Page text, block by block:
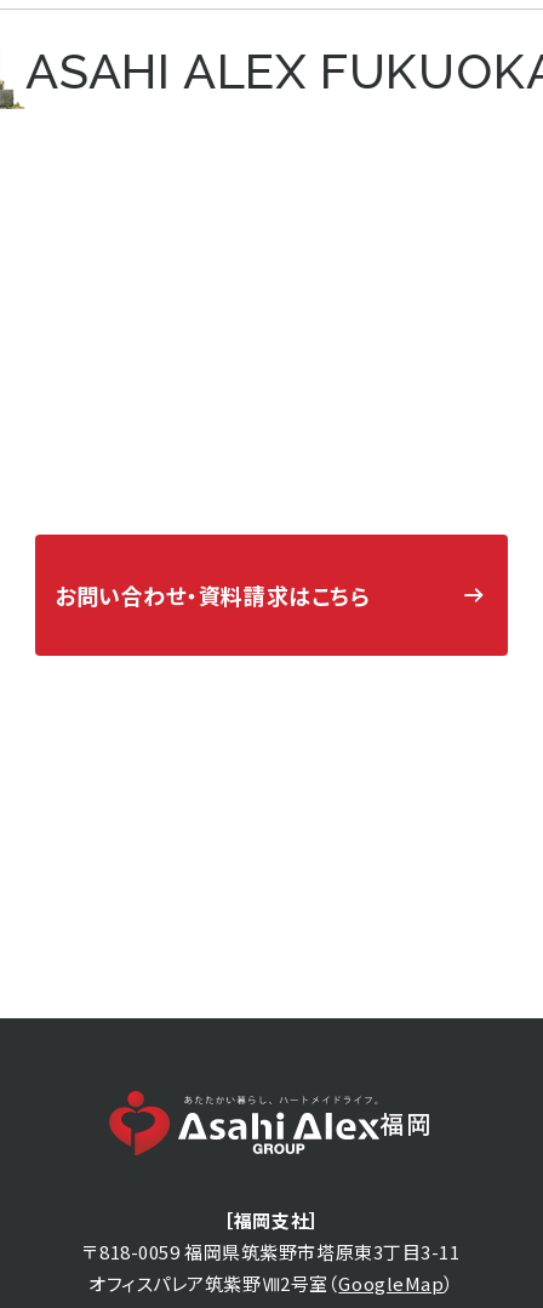
ASAHI ALEX FUKUOKA
お問い合わせ・資料請求はこちら
福岡
［福岡支社］
〒818-0059 福岡県筑紫野市塔原東3丁目3-11
オフィスパレア筑紫野Ⅷ2号室（GoogleMap）